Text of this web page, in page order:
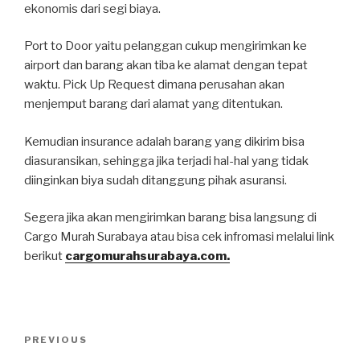
ekonomis dari segi biaya.
Port to Door yaitu pelanggan cukup mengirimkan ke
airport dan barang akan tiba ke alamat dengan tepat
waktu. Pick Up Request dimana perusahan akan
menjemput barang dari alamat yang ditentukan.
Kemudian insurance adalah barang yang dikirim bisa
diasuransikan, sehingga jika terjadi hal-hal yang tidak
diinginkan biya sudah ditanggung pihak asuransi.
Segera jika akan mengirimkan barang bisa langsung di
Cargo Murah Surabaya atau bisa cek infromasi melalui link
berikut cargomurahsurabaya.com.
PREVIOUS